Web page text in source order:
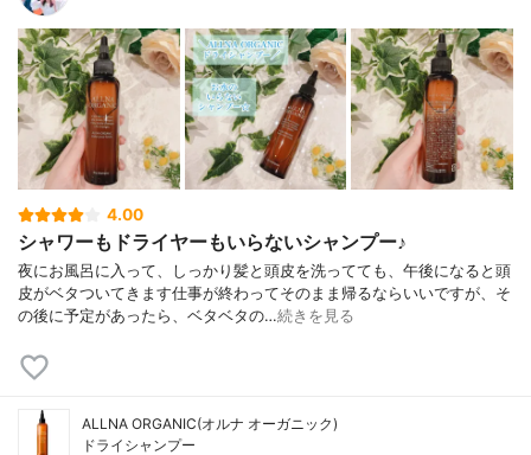
4.00
シャワーもドライヤーもいらないシャンプー♪
夜にお風呂に入って、しっかり髪と頭皮を洗ってても、午後になると頭
皮がベタついてきます仕事が終わってそのまま帰るならいいですが、そ
の後に予定があったら、ベタベタの…続きを見る
ALLNA ORGANIC(オルナ オーガニック)
ドライシャンプー